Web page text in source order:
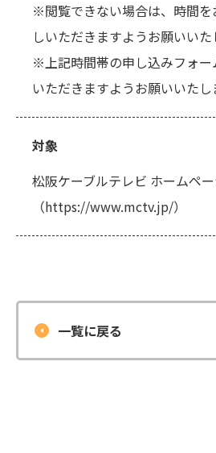
※閲覧できない場合は、時間を
しいただきますようお願いいた
※上記時間帯の申し込みフォー
いただきますようお願いいたし
対象
松阪ケーブルテレビ ホームペ
（https://www.mctv.jp/）
一覧に戻る